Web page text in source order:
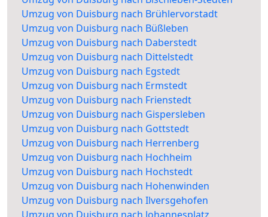
Umzug von Duisburg nach Brühlervorstadt
Umzug von Duisburg nach Büßleben
Umzug von Duisburg nach Daberstedt
Umzug von Duisburg nach Dittelstedt
Umzug von Duisburg nach Egstedt
Umzug von Duisburg nach Ermstedt
Umzug von Duisburg nach Frienstedt
Umzug von Duisburg nach Gispersleben
Umzug von Duisburg nach Gottstedt
Umzug von Duisburg nach Herrenberg
Umzug von Duisburg nach Hochheim
Umzug von Duisburg nach Hochstedt
Umzug von Duisburg nach Hohenwinden
Umzug von Duisburg nach Ilversgehofen